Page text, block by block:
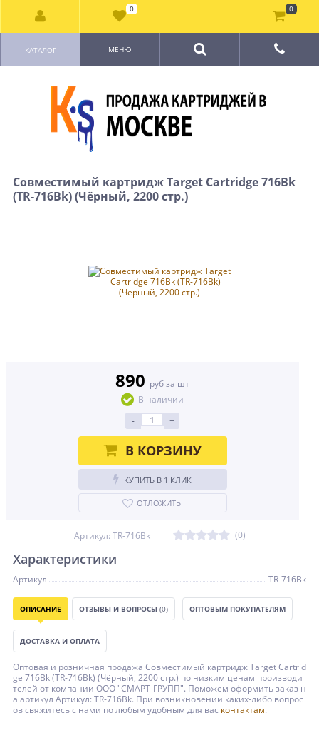
КАТАЛОГ МЕНЮ
Совместимый картридж Target Cartridge 716Bk
(TR-716Bk) (Чёрный, 2200 стр.)
890 руб за шт
В наличии
-
+
В КОРЗИНУ
КУПИТЬ В 1 КЛИК
ОТЛОЖИТЬ
Артикул: TR-716Bk (0)
Характеристики
Артикул TR-716Bk
ОПИСАНИЕ ОТЗЫВЫ И ВОПРОСЫ (0) ОПТОВЫМ ПОКУПАТЕЛЯМ
ДОСТАВКА И ОПЛАТА
Оптовая и розничная продажа Совместимый картридж Target Cartrid
ge 716Bk (TR-716Bk) (Чёрный, 2200 стр.) по низким ценам производи
телей от компании ООО "СМАРТ-ГРУПП". Поможем оформить заказ н
а артикул Артикул: TR-716Bk. При возникновении каких-либо вопрос
ов свяжитесь с нами по любым удобным для вас контактам.
0 0